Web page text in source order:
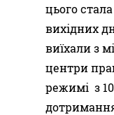
цього
вихідних
виїхали з
центри
режимі з 10